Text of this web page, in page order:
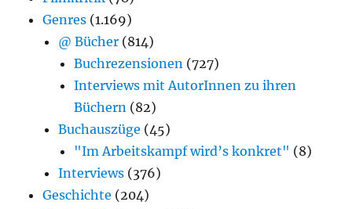
Genres (1.169)
@ Bücher (814)
Buchrezensionen (727)
Interviews mit AutorInnen zu ihren
Büchern (82)
Buchauszüge (45)
"Im Arbeitskampf wird’s konkret" (8)
Interviews (376)
Geschichte (204)